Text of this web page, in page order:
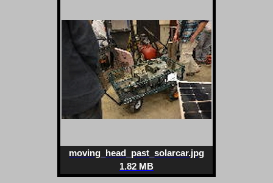
moving_head_past_solarcar.jpg
1.82 MB